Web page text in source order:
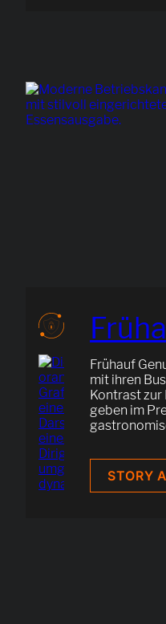
Frühauf
mit ihren
Kontrast zur
geben im
STORY